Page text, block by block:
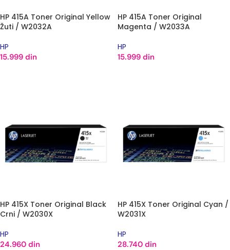
HP 415A Toner Original Yellow
Žuti / W2032A
HP
15.999 din
HP 415A Toner Original
Magenta / W2033A
HP
15.999 din
HP 415X Toner Original Black
Crni / W2030X
HP
24.960 din
HP 415X Toner Original Cyan /
W2031X
HP
28.740 din